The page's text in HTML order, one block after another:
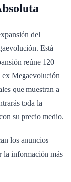
del
Está
reúne 120
ex Megaevolución
que muestran a
toda la
su precio medio.
los anuncios
la información más